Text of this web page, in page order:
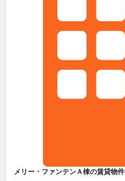
メリー・ファンテンＡ棟の賃貸物件